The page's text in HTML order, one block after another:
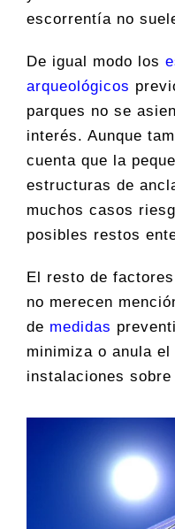
escorrentía no
De igual modo los
arqueológicos
parques no se
interés. Aunque
cuenta que la
estructuras de
muchos casos
posibles restos
El resto de
no merecen
de medidas
minimiza o anula el
instalaciones